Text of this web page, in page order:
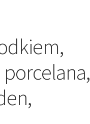
porcelana,